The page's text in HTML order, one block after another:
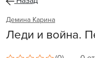
Демина Карина
Леди и война.